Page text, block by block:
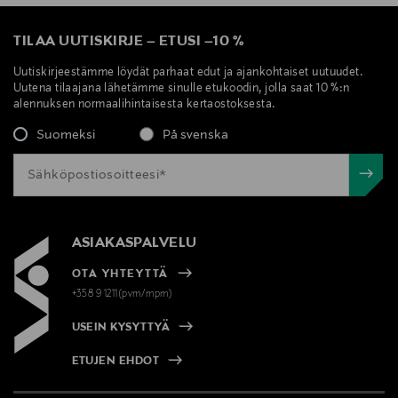
TILAA UUTISKIRJE – ETUSI –10 %
Uutiskirjeestämme löydät parhaat edut ja ajankohtaiset uutuudet.
Uutena tilaajana lähetämme sinulle etukoodin, jolla saat 10 %:n
alennuksen normaalihintaisesta kertaostoksesta.
Suomeksi På svenska
ASIAKASPALVELU
OTA YHTEYTTÄ
+358 9 1211(pvm/mpm)
USEIN KYSYTTYÄ
ETUJEN EHDOT